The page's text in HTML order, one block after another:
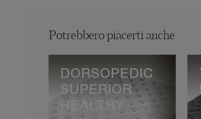
Potrebbero piacerti anche
DORSOPEDIC
SUPERIOR
HEALTHY